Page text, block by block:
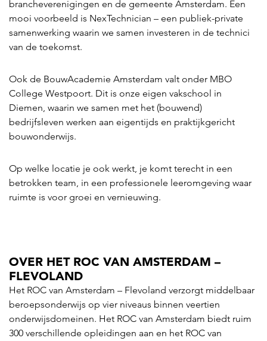
brancheverenigingen en de gemeente Amsterdam. Een
mooi voorbeeld is NexTechnician – een publiek-private
samenwerking waarin we samen investeren in de technici
van de toekomst.
Ook de BouwAcademie Amsterdam valt onder MBO
College Westpoort. Dit is onze eigen vakschool in
Diemen, waarin we samen met het (bouwend)
bedrijfsleven werken aan eigentijds en praktijkgericht
bouwonderwijs.
Op welke locatie je ook werkt, je komt terecht in een
betrokken team, in een professionele leeromgeving waar
ruimte is voor groei en vernieuwing.
OVER HET ROC VAN AMSTERDAM –
FLEVOLAND
Het ROC van Amsterdam – Flevoland verzorgt middelbaar
beroepsonderwijs op vier niveaus binnen veertien
onderwijsdomeinen. Het ROC van Amsterdam biedt ruim
300 verschillende opleidingen aan en het ROC van